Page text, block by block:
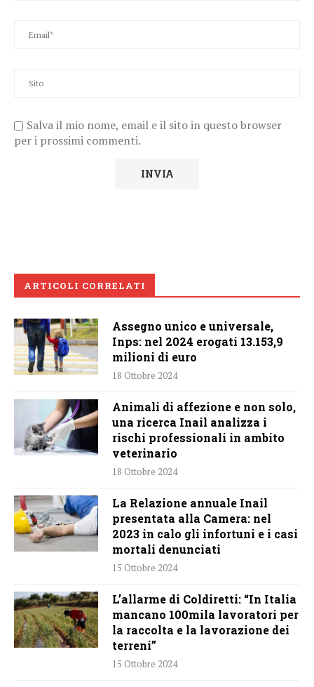
Salva il mio nome, email e il sito in questo browser
per i prossimi commenti.
ARTICOLI CORRELATI
Assegno unico e universale,
Inps: nel 2024 erogati 13.153,9
milioni di euro
18 Ottobre 2024
Animali di affezione e non solo,
una ricerca Inail analizza i
rischi professionali in ambito
veterinario
18 Ottobre 2024
La Relazione annuale Inail
presentata alla Camera: nel
2023 in calo gli infortuni e i casi
mortali denunciati
15 Ottobre 2024
L’allarme di Coldiretti: “In Italia
mancano 100mila lavoratori per
la raccolta e la lavorazione dei
terreni”
15 Ottobre 2024